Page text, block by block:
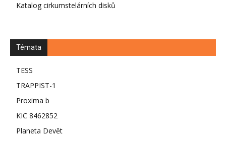
Katalog cirkumstelárních disků
Témata
TESS
TRAPPIST-1
Proxima b
KIC 8462852
Planeta Devět